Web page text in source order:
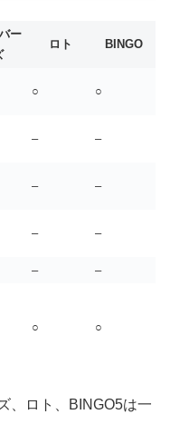
ー
ロト BINGO
○ ○
– –
– –
– –
–
–
○ ○
、ロト、BINGO5は一